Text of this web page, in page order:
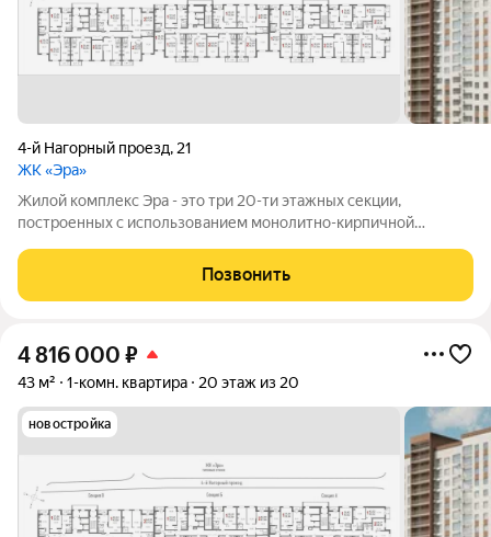
4-й Нагорный проезд, 21
ЖК «Эра»
Жилой комплекс Эра - это три 20-ти этажных секции,
построенных с использованием монолитно-кирпичной
первый этаж и наличие крышной котельной, позволяющей
будущим жителям дома самим контролировать
Позвонить
4 816 000 ₽
43 м² 1-комн. квартира 20 этаж из 20
новостройка